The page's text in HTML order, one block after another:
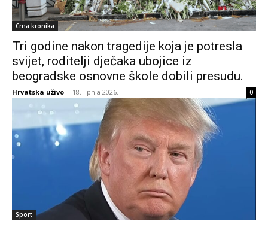
Crna kronika
Tri godine nakon tragedije koja je potresla
svijet, roditelji dječaka ubojice iz
beogradske osnovne škole dobili presudu.
Hrvatska uživo - 18. lipnja 2026. 0
Sport